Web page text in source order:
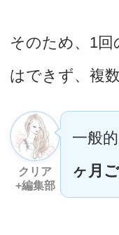
そのため、1
はできず、複
クリア
+編集部
一般
ヶ月